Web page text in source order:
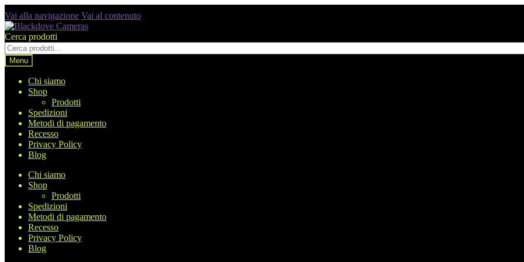
Vai alla navigazione Vai al contenuto
Cerca prodotti
Menu
Chi siamo
Shop
Prodotti
Spedizioni
Metodi di pagamento
Recesso
Privacy Policy
Blog
Chi siamo
Shop
Prodotti
Spedizioni
Metodi di pagamento
Recesso
Privacy Policy
Blog